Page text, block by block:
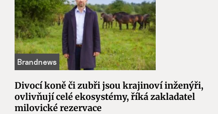
Divocí koně či zubři jsou krajinoví inženýři,
ovlivňují celé ekosystémy, říká zakladatel
milovické rezervace